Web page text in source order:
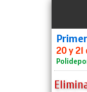
20 y